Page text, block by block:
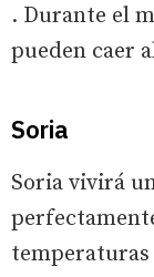
. Durante el
pueden caer
Soria
Soria vivirá
temperaturas